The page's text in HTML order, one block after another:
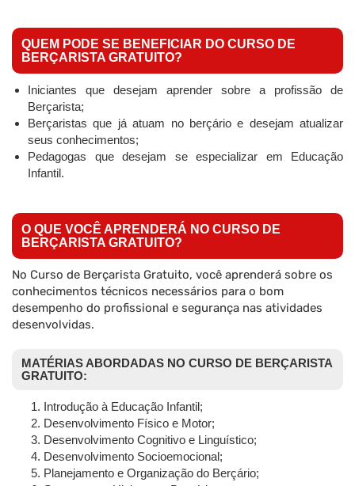
QUEM PODE SE BENEFICIAR DO CURSO DE
BERÇARISTA GRATUITO?
Iniciantes que desejam aprender sobre a profissão de
Berçarista;
Berçaristas que já atuam no berçário e desejam atualizar
seus conhecimentos;
Pedagogas que desejam se especializar em Educação
Infantil.
O QUE VOCÊ APRENDERÁ NO CURSO DE
BERÇARISTA GRATUITO?
No Curso de Berçarista Gratuito, você aprenderá sobre os
conhecimentos técnicos necessários para o bom
desempenho do profissional e segurança nas atividades
desenvolvidas.
MATÉRIAS ABORDADAS NO CURSO DE BERÇARISTA
GRATUITO:
Introdução à Educação Infantil;
Desenvolvimento Físico e Motor;
Desenvolvimento Cognitivo e Linguístico;
Desenvolvimento Socioemocional;
Planejamento e Organização do Berçário;